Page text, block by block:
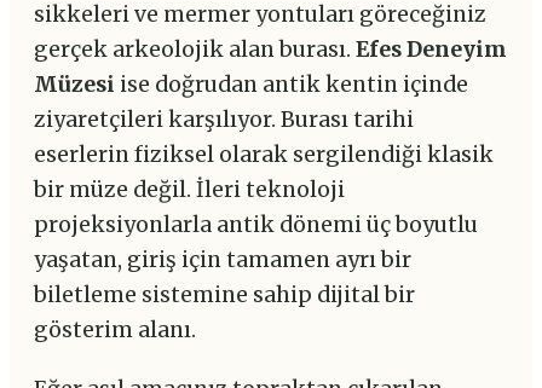
sikkeleri ve mermer yontuları göreceğiniz
gerçek arkeolojik alan burası. Efes Deneyim
Müzesi ise doğrudan antik kentin içinde
ziyaretçileri karşılıyor. Burası tarihi
eserlerin fiziksel olarak sergilendiği klasik
bir müze değil. İleri teknoloji
projeksiyonlarla antik dönemi üç boyutlu
yaşatan, giriş için tamamen ayrı bir
biletleme sistemine sahip dijital bir
gösterim alanı.